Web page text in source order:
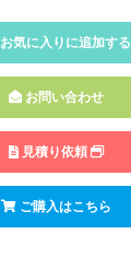
お気に入りに追加する
お問い合わせ
見積り依頼
ご購入はこちら